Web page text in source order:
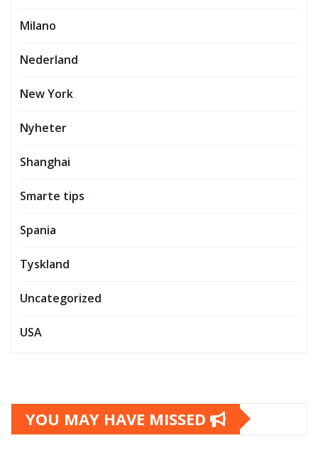
Milano
Nederland
New York
Nyheter
Shanghai
Smarte tips
Spania
Tyskland
Uncategorized
USA
YOU MAY HAVE MISSED